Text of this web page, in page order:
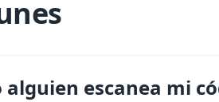
escanea mi